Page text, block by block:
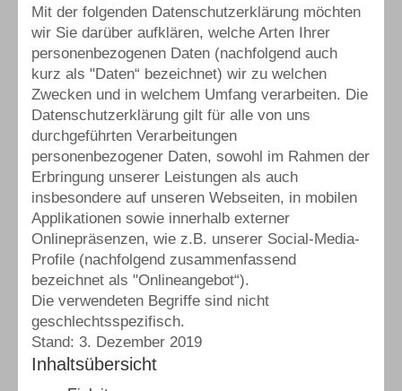
Mit der folgenden Datenschutzerklärung möchten
wir Sie darüber aufklären, welche Arten Ihrer
personenbezogenen Daten (nachfolgend auch
kurz als "Daten“ bezeichnet) wir zu welchen
Zwecken und in welchem Umfang verarbeiten. Die
Datenschutzerklärung gilt für alle von uns
durchgeführten Verarbeitungen
personenbezogener Daten, sowohl im Rahmen der
Erbringung unserer Leistungen als auch
insbesondere auf unseren Webseiten, in mobilen
Applikationen sowie innerhalb externer
Onlinepräsenzen, wie z.B. unserer Social-Media-
Profile (nachfolgend zusammenfassend
bezeichnet als "Onlineangebot“).
Die verwendeten Begriffe sind nicht
geschlechtsspezifisch.
Stand: 3. Dezember 2019
Inhaltsübersicht